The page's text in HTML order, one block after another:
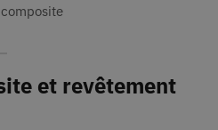
et revêtement